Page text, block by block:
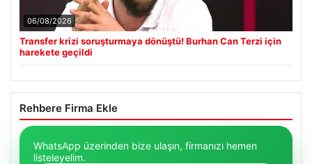
06/08/2026
Transfer krizi soruşturmaya dönüştü! Burhan Can Terzi için
harekete geçildi
Rehbere Firma Ekle
WhatsApp üzerinden bize ulaşın, firmanızı hemen
listeleyelim.